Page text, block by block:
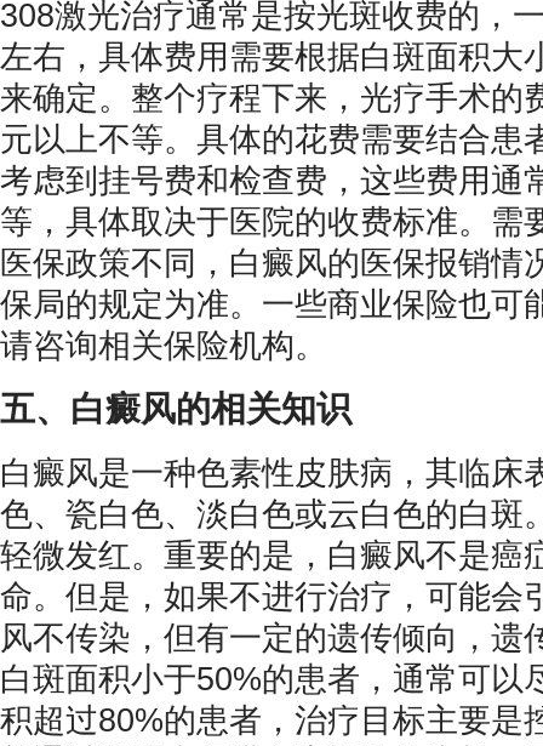
308激光治疗通常是按光斑收费的，
左右，具体费用需要根据白斑面积大
来确定。整个疗程下来，光疗手术的
元以上不等。具体的花费需要结合患
考虑到挂号费和检查费，这些费用通
等，具体取决于医院的收费标准。需
医保政策不同，白癜风的医保报销情
保局的规定为准。一些商业保险也可
请咨询相关保险机构。
五、白癜风的相关知识
白癜风是一种色素性皮肤病，其临床
色、瓷白色、淡白色或云白色的白斑
轻微发红。重要的是，白癜风不是癌
命。但是，如果不进行治疗，可能会
风不传染，但有一定的遗传倾向，遗
白斑面积小于50%的患者，通常可以
积超过80%的患者，治疗目标主要是